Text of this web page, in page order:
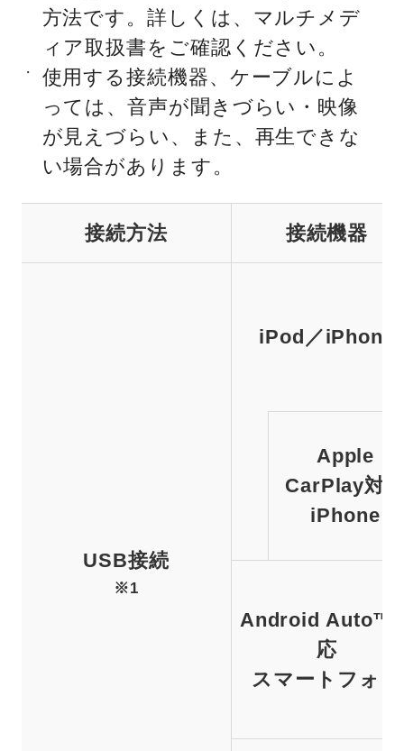
方法です。詳しくは、マルチメデ
ィア取扱書をご確認ください。
・
使用する接続機器、ケーブルによ
っては、音声が聞きづらい・映像
が見えづらい、また、再生できな
い場合があります。
接続方法 接続機器
USB接続
※1
iPod／iPhone
Apple
CarPlay対
iPhone
Android Auto™
応
スマートフォン